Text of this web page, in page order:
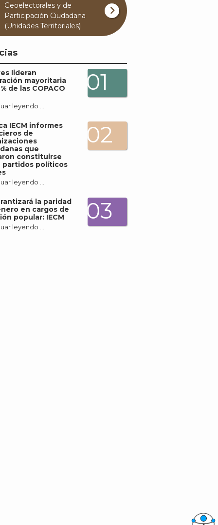
Geoelectorales y de
Participación Ciudadana
(Unidades Territoriales)
lideran
mayoritaria
de las COPACO
leyendo …
01
IECM informes
de
que
constituirse
partidos políticos
leyendo …
02
la paridad
en cargos de
popular: IECM
leyendo …
03